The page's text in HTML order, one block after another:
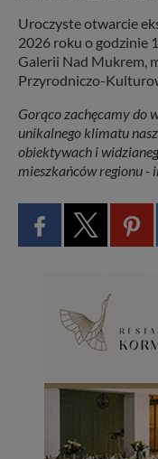
Uroczyste otwarcie
2026 roku o godzinie
Galerii Nad Mukrem,
Przyrodniczo-
Gorąco zachęcamy do
unikalnego klimatu
obiektywach i
mieszkańców regionu -